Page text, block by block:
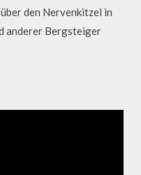
den Nervenkitzel in
anderer Bergsteiger